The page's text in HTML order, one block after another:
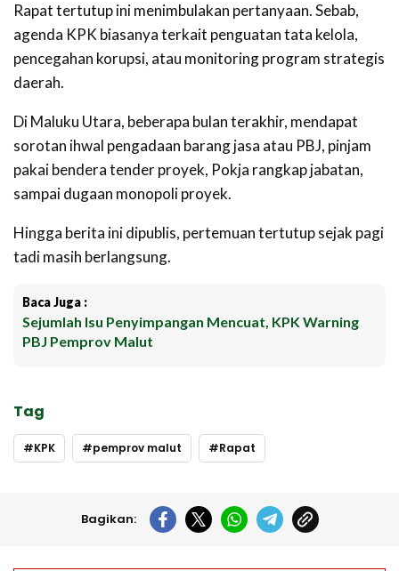
Rapat tertutup ini menimbulakan pertanyaan. Sebab,
agenda KPK biasanya terkait penguatan tata kelola,
pencegahan korupsi, atau monitoring program strategis
daerah.
Di Maluku Utara, beberapa bulan terakhir, mendapat
sorotan ihwal pengadaan barang jasa atau PBJ, pinjam
pakai bendera tender proyek, Pokja rangkap jabatan,
sampai dugaan monopoli proyek.
Hingga berita ini dipublis, pertemuan tertutup sejak pagi
tadi masih berlangsung.
Baca Juga :
Sejumlah Isu Penyimpangan Mencuat, KPK Warning
PBJ Pemprov Malut
Tag
KPK pemprov malut Rapat
Bagikan: